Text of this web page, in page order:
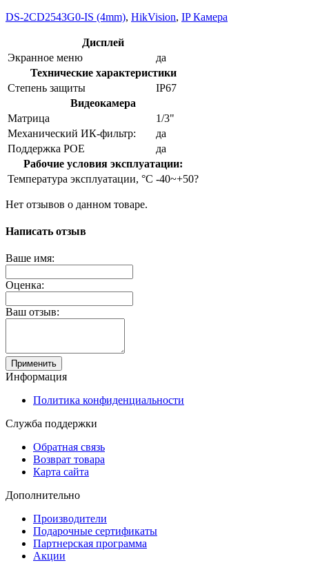
DS-2CD2543G0-IS (4mm), HikVision, IP Камера
Дисплей
Экранное меню
да
Технические характеристики
Степень защиты
IP67
Видеокамера
Матрица
1/3"
Механический ИК-фильтр:
да
Поддержка POE
да
Рабочие условия эксплуатации:
Температура эксплуатации, °C -40~+50?
Нет отзывов о данном товаре.
Написать отзыв
Ваше имя:
Оценка:
Ваш отзыв:
Применить
Информация
Политика конфиденциальности
Служба поддержки
Обратная связь
Возврат товара
Карта сайта
Дополнительно
Производители
Подарочные сертификаты
Партнерская программа
Акции